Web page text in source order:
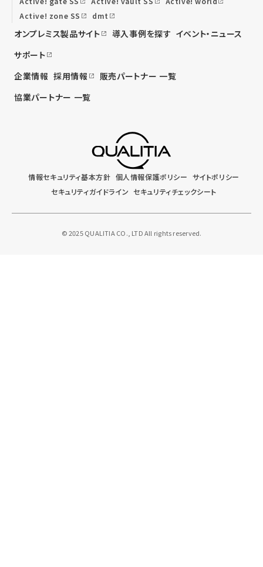
Active! zone SS
dmt
オンプレミス製品サイト 導入事例を探す イベント・ニュース
サポート
企業情報 採用情報
販売パートナー 一覧
協業パートナー 一覧
情報セキュリティ基本方針 個人情報保護ポリシー サイトポリシー
セキュリティガイドライン セキュリティチェックシート
© 2025 QUALITIA CO., LTD All rights reserved.